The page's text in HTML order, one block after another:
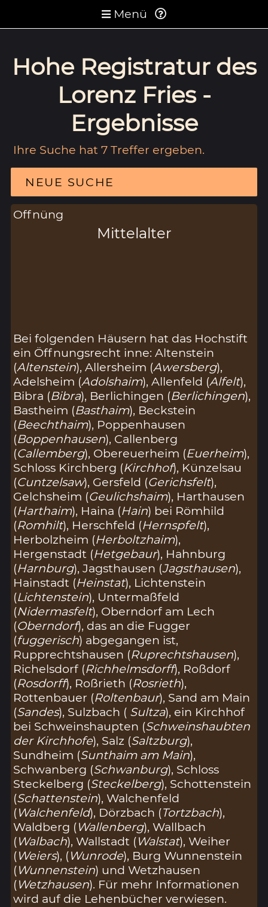
Menü
Hohe Registratur des
Lorenz Fries -
Ergebnisse
Ihre Suche hat 7 Treffer ergeben.
NEUE SUCHE
Offnüng
Mittelalter
Bei folgenden Häusern hat das Hochstift
ein Öffnungsrecht inne: Altenstein
(Altenstein), Allersheim (Awersberg),
Adelsheim (Adolshaim), Allenfeld (Alfelt),
Bibra (Bibra), Berlichingen (Berlichingen),
Bastheim (Basthaim), Beckstein
(Beechthaim), Poppenhausen
(Boppenhausen), Callenberg
(Callemberg), Obereuerheim (Euerheim),
Schloss Kirchberg (Kirchhof), Künzelsau
(Cuntzelsaw), Gersfeld (Gerichsfelt),
Gelchsheim (Geulichshaim), Harthausen
(Harthaim), Haina (Hain) bei Römhild
(Romhilt), Herschfeld (Hernspfelt),
Herbolzheim (Herboltzhaim),
Hergenstadt (Hetgebaur), Hahnburg
(Harnburg), Jagsthausen (Jagsthausen),
Hainstadt (Heinstat), Lichtenstein
(Lichtenstein), Untermaßfeld
(Nidermasfelt), Oberndorf am Lech
(Oberndorf), das an die Fugger
(fuggerisch) abgegangen ist,
Rupprechtshausen (Ruprechtshausen),
Richelsdorf (Richhelmsdorff), Roßdorf
(Rosdorff), Roßrieth (Rosrieth),
Rottenbauer (Roltenbaur), Sand am Main
(Sandes), Sulzbach ( Sultza), ein Kirchhof
bei Schweinshaupten (Schweinshaubten
der Kirchhofe), Salz (Saltzburg),
Sundheim (Sunthaim am Main),
Schwanberg (Schwanburg), Schloss
Steckelberg (Steckelberg), Schottenstein
(Schattenstein), Walchenfeld
(Walchenfeld), Dörzbach (Tortzbach),
Waldberg (Wallenberg), Wallbach
(Walbach), Wallstadt (Walstat), Weiher
(Weiers), (Wunrode), Burg Wunnenstein
(Wunnenstein) und Wetzhausen
(Wetzhausen). Für mehr Informationen
wird auf die Lehenbücher verwiesen.